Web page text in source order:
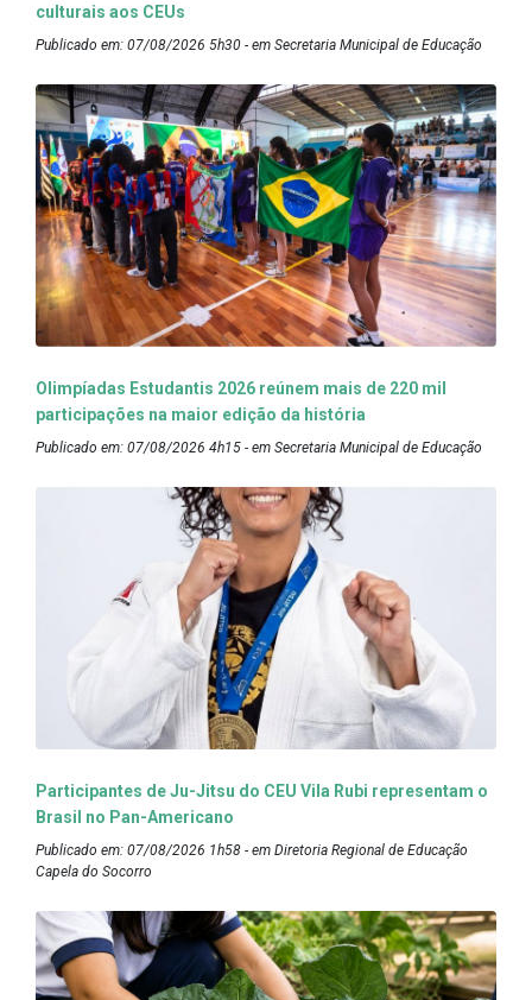
culturais aos CEUs
Publicado em: 07/08/2026 5h30 - em Secretaria Municipal de Educação
Olimpíadas Estudantis 2026 reúnem mais de 220 mil
participações na maior edição da história
Publicado em: 07/08/2026 4h15 - em Secretaria Municipal de Educação
Participantes de Ju-Jitsu do CEU Vila Rubi representam o
Brasil no Pan-Americano
Publicado em: 07/08/2026 1h58 - em Diretoria Regional de Educação
Capela do Socorro